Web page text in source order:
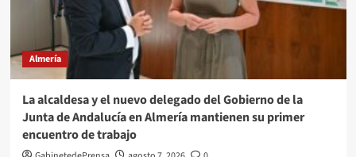
Almería
La alcaldesa y el nuevo delegado del Gobierno de la
Junta de Andalucía en Almería mantienen su primer
encuentro de trabajo